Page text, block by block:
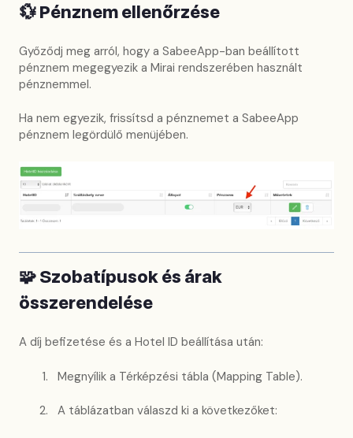
💱 Pénznem ellenőrzése
Győződj meg arról, hogy a SabeeApp-ban beállított
pénznem megegyezik a Mirai rendszerében használt
pénznemmel.
Ha nem egyezik, frissítsd a pénznemet a SabeeApp
pénznem legördülő menüjében.
🧩 Szobatípusok és árak
összerendelése
A díj befizetése és a Hotel ID beállítása után:
Megnyílik a Térképzési tábla (Mapping Table).
A táblázatban válaszd ki a következőket: